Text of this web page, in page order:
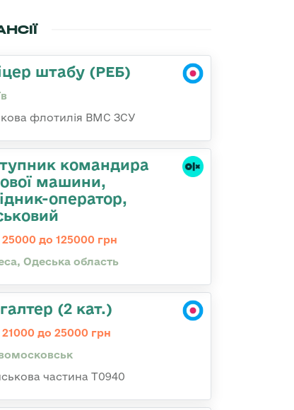
штабу (РЕБ)
флотилія ВМС ЗСУ
командиpа
машини,
оператор,
25000 до 125000 грн
Одеська область
(2 кат.)
21000 до 25000 грн
частина Т0940